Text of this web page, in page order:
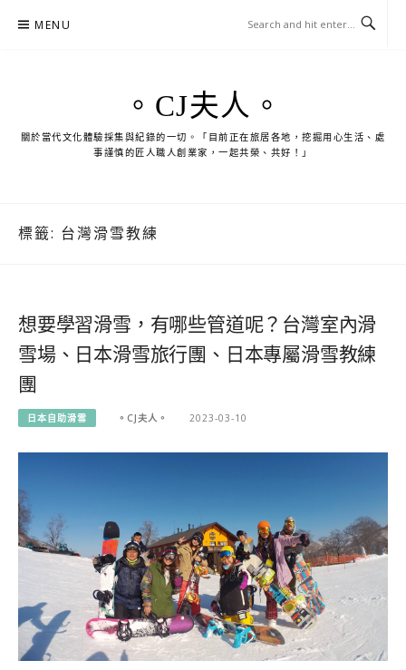
MENU
。CJ夫人。
關於當代文化體驗採集與紀錄的一切。「目前正在旅居各地，挖掘用心生活、處
事謹慎的匠人職人創業家，一起共榮、共好！」
標籤: 台灣滑雪教練
想要學習滑雪，有哪些管道呢？台灣室內滑
雪場、日本滑雪旅行團、日本專屬滑雪教練
團
日本自助滑雪 。CJ夫人。 2023-03-10